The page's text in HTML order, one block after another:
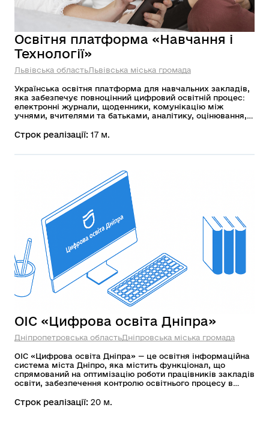
Освітня платформа «Навчання і
Технології»
Львівська областьЛьвівська міська громада
Українська освітня платформа для навчальних закладів,
яка забезпечує повноцінний цифровий освітній процес:
електронні журнали, щоденники, комунікацію між
учнями, вчителями та батьками, аналітику, оцінювання,
середовище для онлайн-навчання. Проєкт активно
Строк реалізації: 17 м.
ОІС «Цифрова освіта Дніпра»
Дніпропетровська областьДніпровська міська громада
ОІС «Цифрова освіта Дніпра» — це освітня інформаційна
система міста Дніпро, яка містить функціонал, що
спрямований на оптимізацію роботи працівників закладів
освіти, забезпечення контролю освітнього процесу в
Строк реалізації: 20 м.